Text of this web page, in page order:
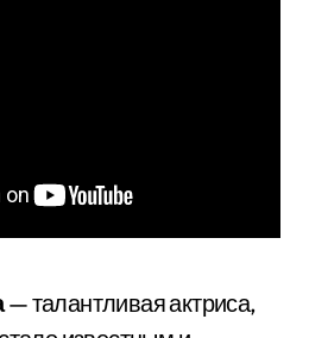
— талантливая актриса,